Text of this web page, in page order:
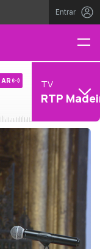
Entrar
AR TV
RTP